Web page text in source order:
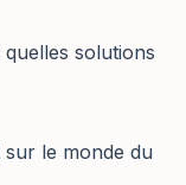
solutions
sur le monde du